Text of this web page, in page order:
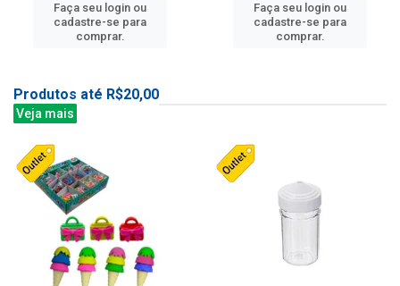
Faça seu login ou
cadastre-se para
comprar.
Faça seu login ou
cadastre-se para
comprar.
Produtos até R$20,00
Veja mais